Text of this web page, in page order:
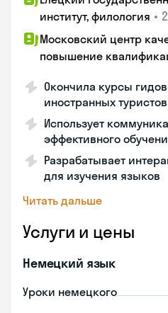
институт, филология •
Московский центр
повышение
Окончила курсы
иностранных туристов
Использует
эффективного
Разрабатывает
для изучения языков
Читать дальше
Услуги и цены
Немецкий язык
Уроки немецкого